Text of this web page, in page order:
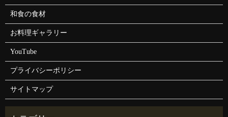
和食の食材
お料理ギャラリー
YouTube
プライバシーポリシー
サイトマップ